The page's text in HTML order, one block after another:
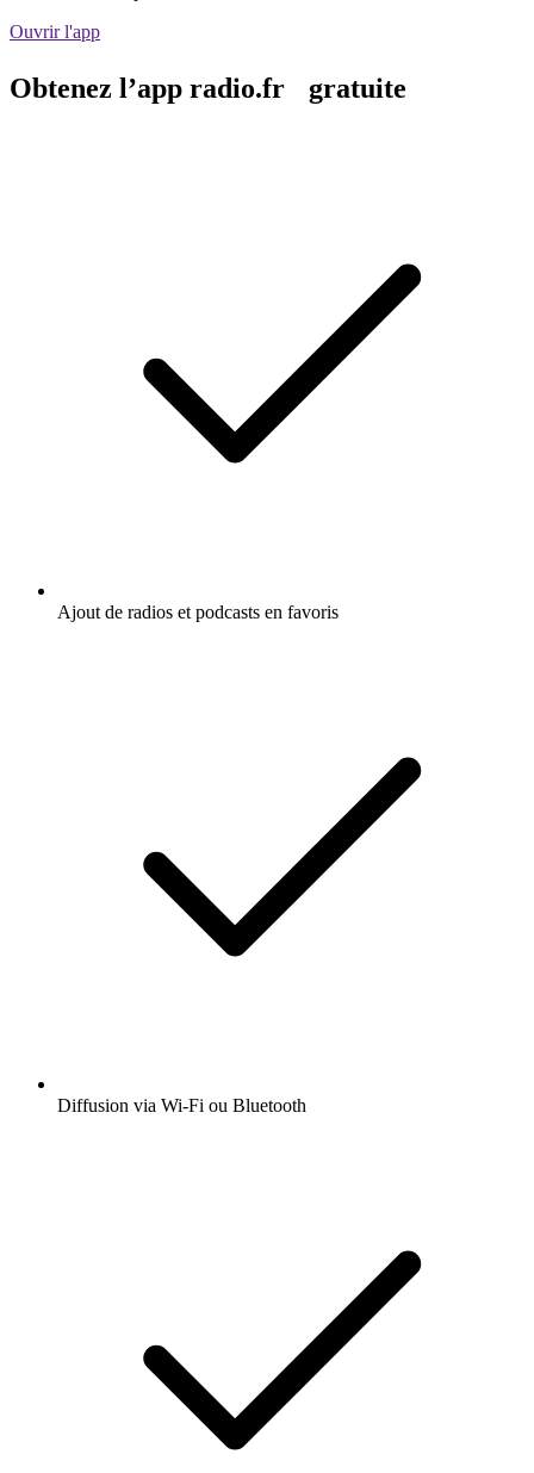
Ouvrir l'app
Obtenez l’app radio.fr gratuite
Ajout de radios et podcasts en favoris
Diffusion via Wi-Fi ou Bluetooth